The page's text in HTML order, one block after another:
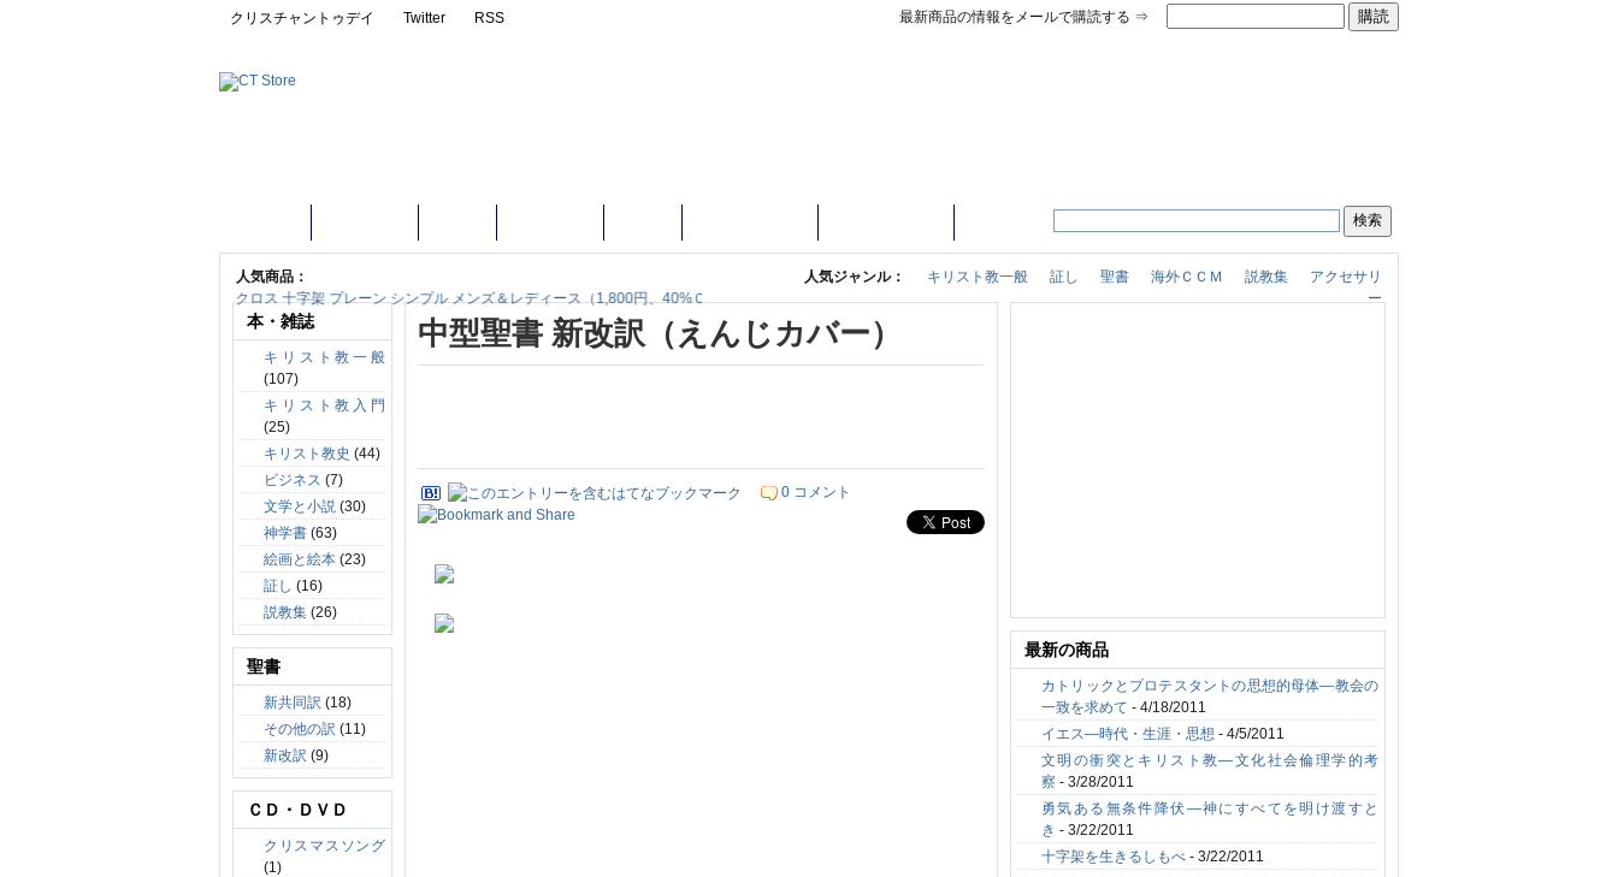
クリスチャントゥデイ Twitter RSS 最新商品の情報をメールで購読する ⇒
人気商品：
クロス 十字架 プレーン シンプル メンズ＆レディース（1,800円、40%ＯＦＦ）
アーサー・ホーランド 不良牧師の愛活ＢＩＢＬＥ（1,365円）
人気ジャンル： キリスト教一般 証し 聖書 海外ＣＣＭ 説教集
アクセサリ
ー
本・雑誌
キリスト教一般
(107)
キリスト教入門
(25)
キリスト教史 (44)
ビジネス (7)
文学と小説 (30)
神学書 (63)
絵画と絵本 (23)
証し (16)
説教集 (26)
聖書
新共同訳 (18)
その他の訳 (11)
新改訳 (9)
ＣＤ・ＤＶＤ
クリスマスソング
(1)
中型聖書 新改訳（えんじカバー）
0 コメント
最新の商品
カトリックとプロテスタントの思想的母体―教会の
一致を求めて - 4/18/2011
イエス―時代・生涯・思想 - 4/5/2011
文明の衝突とキリスト教―文化社会倫理学的考
察 - 3/28/2011
勇気ある無条件降伏―神にすべてを明け渡すと
き - 3/22/2011
十字架を生きるしもべ - 3/22/2011